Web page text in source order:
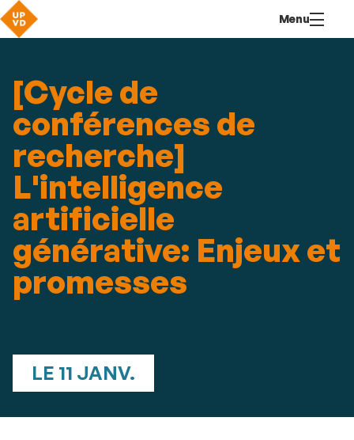
contenu
Menu
[Cycle de
conférences de
recherche]
L'intelligence
artificielle
générative: Enjeux et
promesses
LE 11 JANV.